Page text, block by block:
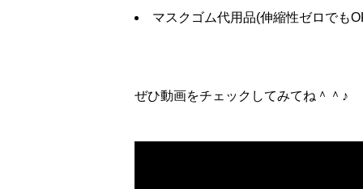
マスクゴム代用品(伸縮性ゼロでも
ぜひ動画をチェックしてみてね＾＾♪